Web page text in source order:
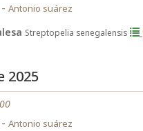
Antonio suárez
Streptopelia senegalensis
2025
Antonio suárez